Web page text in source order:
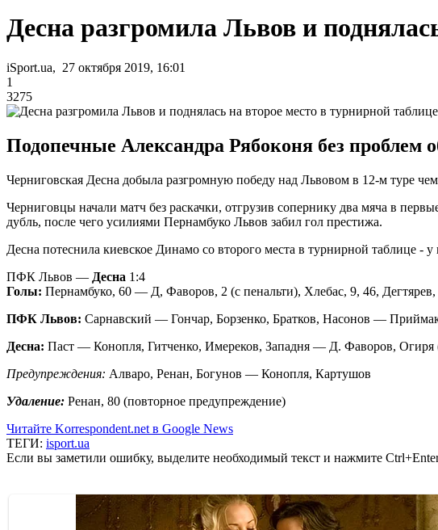
Десна разгромила Львов и
iSport.ua, 27 октября 2019, 16:01
1
3275
Подопечные Александра Рябоконя без проблем
Черниговская Десна добыла разгромную победу над Львовом в 12-м туре
Черниговцы начали матч без раскачки, отгрузив сопернику два мяча в
дубль, после чего усилиями Пернамбуко Львов забил гол престижа.
Десна потеснила киевское Динамо со второго места в турнирной таблице -
ПФК Львов — Десна 1:4
Голы: Пернамбуко, 60 — Д, Фаворов, 2 (с пенальти), Хлебас, 9, 46, Дегтярев,
ПФК Львов: Сарнавский — Гончар, Борзенко, Братков, Насонов —
Десна: Паст — Конопля, Гитченко, Имереков, Западня — Д. Фаворов,
Предупреждения: Алваро, Ренан, Богунов — Конопля, Картушов
Удаление: Ренан, 80 (повторное предупреждение)
Читайте Korrespondent.net в Google News
ТЕГИ: isport.ua
Если вы заметили ошибку, выделите необходимый текст и нажмите